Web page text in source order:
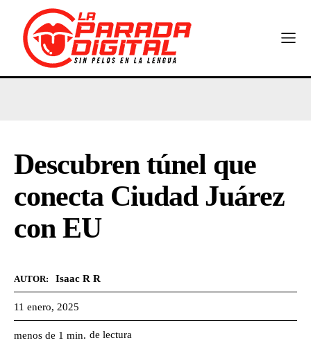
Descubren túnel que
conecta Ciudad Juárez
con EU
AUTOR: Isaac R R
11 enero, 2025
menos de 1 min. de lectura